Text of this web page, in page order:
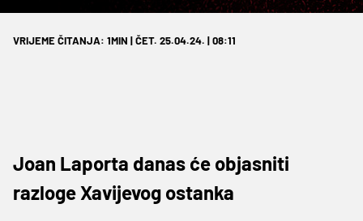
VRIJEME ČITANJA: 1MIN | ČET. 25.04.24. | 08:11
Joan Laporta danas će objasniti
razloge Xavijevog ostanka